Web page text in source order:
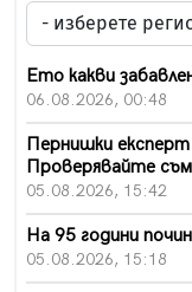
Ето какви
06.08.2026, 00:48
Пернишки
Проверявайте
05.08.2026, 15:42
На 95 години
05.08.2026, 15:18